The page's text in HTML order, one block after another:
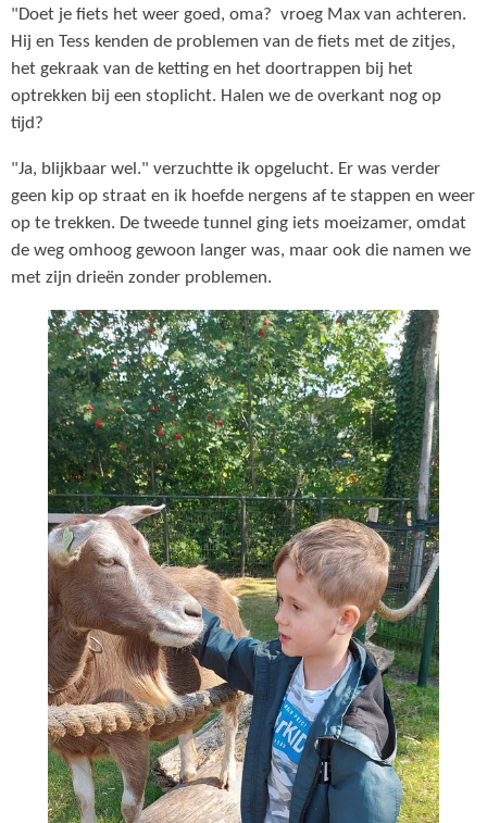
"Doet je fiets het weer goed, oma? vroeg Max van achteren.
Hij en Tess kenden de problemen van de fiets met de zitjes,
het gekraak van de ketting en het doortrappen bij het
optrekken bij een stoplicht. Halen we de overkant nog op
tijd?
"Ja, blijkbaar wel." verzuchtte ik opgelucht. Er was verder
geen kip op straat en ik hoefde nergens af te stappen en weer
op te trekken. De tweede tunnel ging iets moeizamer, omdat
de weg omhoog gewoon langer was, maar ook die namen we
met zijn drieën zonder problemen.